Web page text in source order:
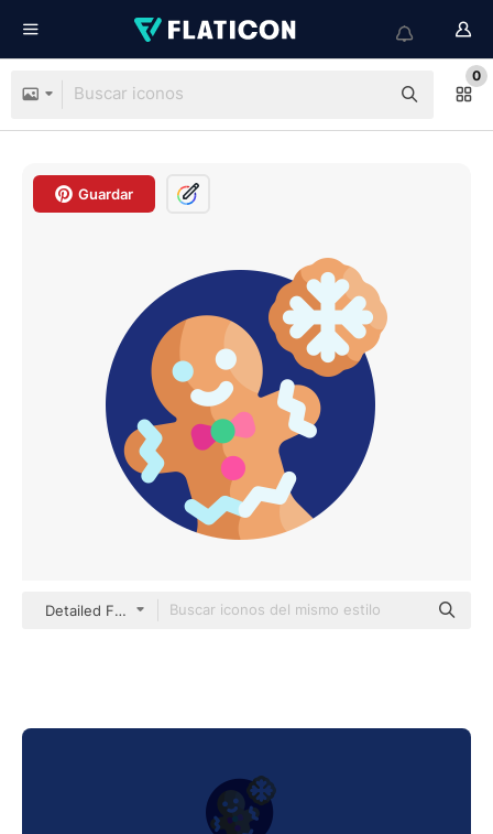
0
Guardar
Detailed Flat Circular Flat